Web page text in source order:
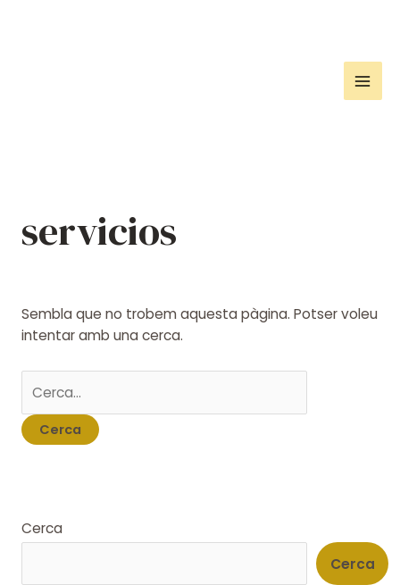
servicios
Sembla que no trobem aquesta pàgina. Potser voleu
intentar amb una cerca.
Cerca
Cerca